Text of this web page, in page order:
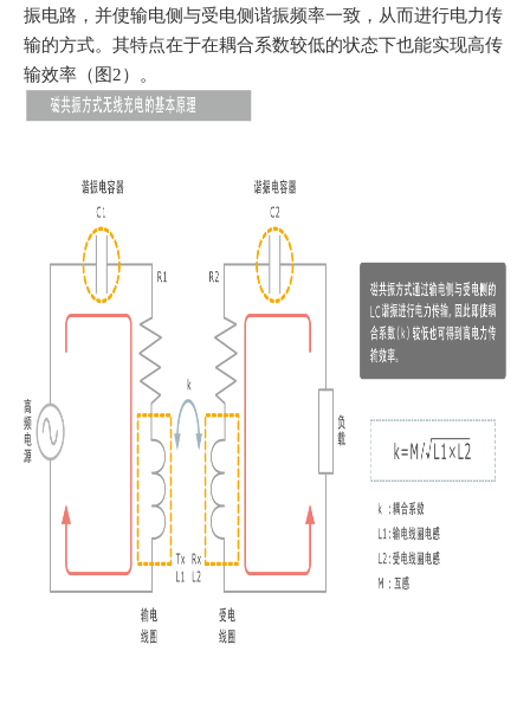
振电路，并使输电侧与受电侧谐振频率一致，从而进行电力传
输的方式。 其特点在于在耦合系数较低的状态下也能实现高传
输效率（图2）。